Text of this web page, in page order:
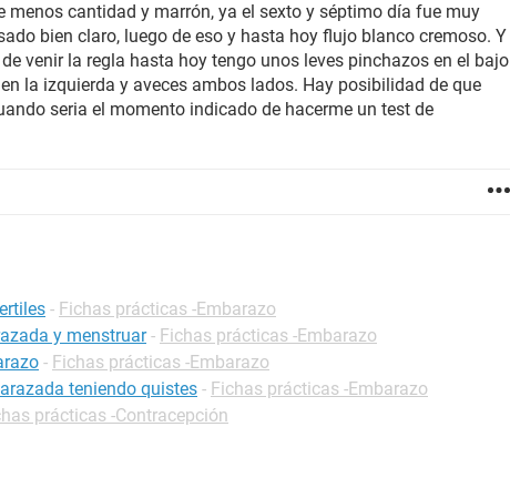
menos cantidad y marrón, ya el sexto y séptimo día fue muy
bien claro, luego de eso y hasta hoy flujo blanco cremoso. Y
venir la regla hasta hoy tengo unos leves pinchazos en el bajo
la izquierda y aveces ambos lados. Hay posibilidad de que
seria el momento indicado de hacerme un test de
- Fichas prácticas -Embarazo
y menstruar - Fichas prácticas -Embarazo
- Fichas prácticas -Embarazo
teniendo quistes - Fichas prácticas -Embarazo
prácticas -Contracepción